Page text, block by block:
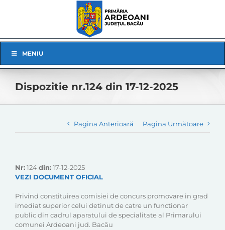
Navigation
MENIU
Dispozitie nr.124 din 17-12-2025
Pagina Anterioară Pagina Următoare
Nr:124din:17-12-2025
VEZI DOCUMENT OFICIAL
Privind constituirea comisiei de concurs promovare in grad
imediat superior celui detinut de catre un functionar
public din cadrul aparatului de specialitate al Primarului
comunei Ardeoani jud. Bacău